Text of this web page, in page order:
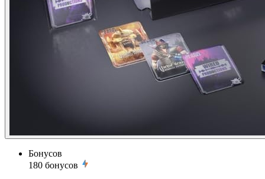
Бонусов
180 бонусов